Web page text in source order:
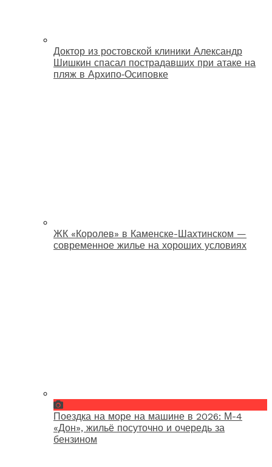
Доктор из ростовской клиники Александр
Шишкин спасал пострадавших при атаке на
пляж в Архипо‑Осиповке
ЖК «Королев» в Каменске-Шахтинском —
современное жилье на хороших условиях
Поездка на море на машине в 2026: М-4
«Дон», жильё посуточно и очередь за
бензином